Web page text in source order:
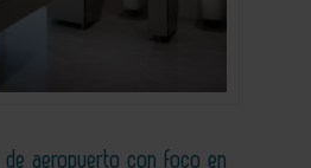
de aeropuerto con foco en